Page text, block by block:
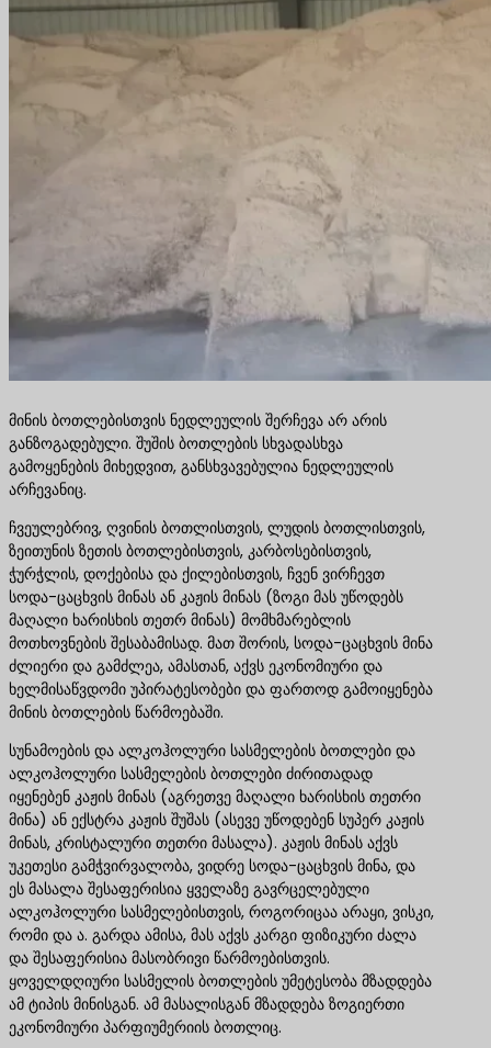
მინის ბოთლებისთვის ნედლეულის შერჩევა არ არის
განზოგადებული. შუშის ბოთლების სხვადასხვა
გამოყენების მიხედვით, განსხვავებულია ნედლეულის
არჩევანიც.
ჩვეულებრივ, ღვინის ბოთლისთვის, ლუდის ბოთლისთვის,
ზეითუნის ზეთის ბოთლებისთვის, კარბოსებისთვის,
ჭურჭლის, დოქებისა და ქილებისთვის, ჩვენ ვირჩევთ
სოდა-ცაცხვის მინას ან კაჟის მინას (ზოგი მას უწოდებს
მაღალი ხარისხის თეთრ მინას) მომხმარებლის
მოთხოვნების შესაბამისად. მათ შორის, სოდა-ცაცხვის მინა
ძლიერი და გამძლეა, ამასთან, აქვს ეკონომიური და
ხელმისაწვდომი უპირატესობები და ფართოდ გამოიყენება
მინის ბოთლების წარმოებაში.
სუნამოების და ალკოჰოლური სასმელების ბოთლები და
ალკოჰოლური სასმელების ბოთლები ძირითადად
იყენებენ კაჟის მინას (აგრეთვე მაღალი ხარისხის თეთრი
მინა) ან ექსტრა კაჟის შუშას (ასევე უწოდებენ სუპერ კაჟის
მინას, კრისტალური თეთრი მასალა). კაჟის მინას აქვს
უკეთესი გამჭვირვალობა, ვიდრე სოდა-ცაცხვის მინა, და
ეს მასალა შესაფერისია ყველაზე გავრცელებული
ალკოჰოლური სასმელებისთვის, როგორიცაა არაყი, ვისკი,
რომი და ა. გარდა ამისა, მას აქვს კარგი ფიზიკური ძალა
და შესაფერისია მასობრივი წარმოებისთვის.
ყოველდღიური სასმელის ბოთლების უმეტესობა მზადდება
ამ ტიპის მინისგან. ამ მასალისგან მზადდება ზოგიერთი
ეკონომიური პარფიუმერიის ბოთლიც.